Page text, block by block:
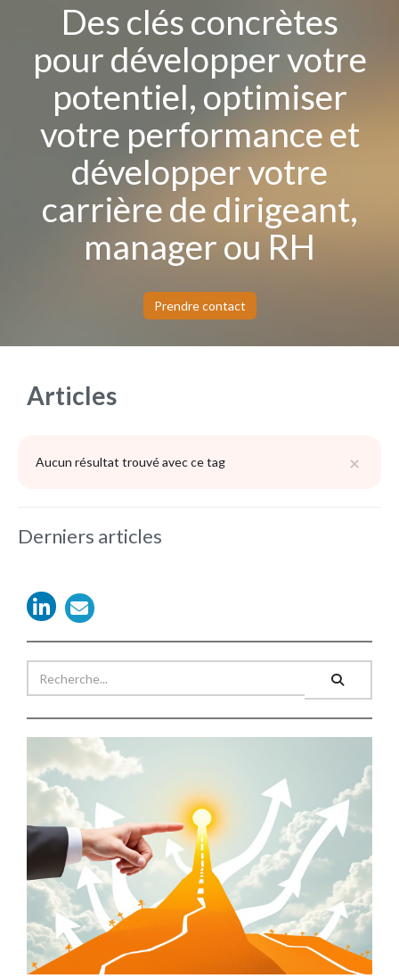
Des clés concrètes
pour développer votre
potentiel, optimiser
votre performance et
développer votre
carrière de dirigeant,
manager ou RH
Prendre contact
Articles
×
Aucun résultat trouvé avec ce tag
Derniers articles